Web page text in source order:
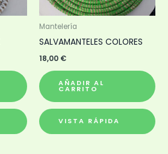
Mantelería
SALVAMANTELES COLORES
18,00 €
AÑADIR AL
CARRITO
VISTA RÁPIDA